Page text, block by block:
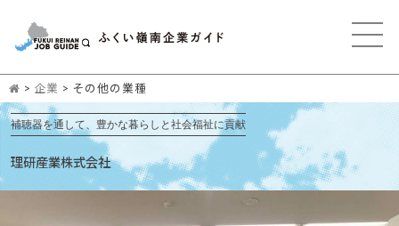
> 企業 > その他の業種
補聴器を通して、豊かな暮らしと社会福祉に貢献
理研産業株式会社